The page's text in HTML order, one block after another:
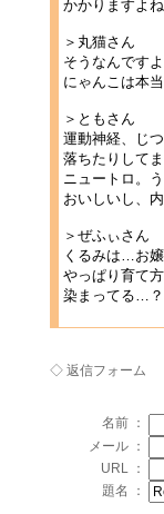
かかりますよ
＞丸猫さん
そうなんです
にゃんこは本
＞ともさん
運動神経、じ
落ちたりして
ニュートロ。
おいしいし、
＞ぜふぃさん
くるみは…お
やっぱり育て
染まってる…
◇ 返信フォーム
名前 ：
メール ：
URL ：
題名 ：